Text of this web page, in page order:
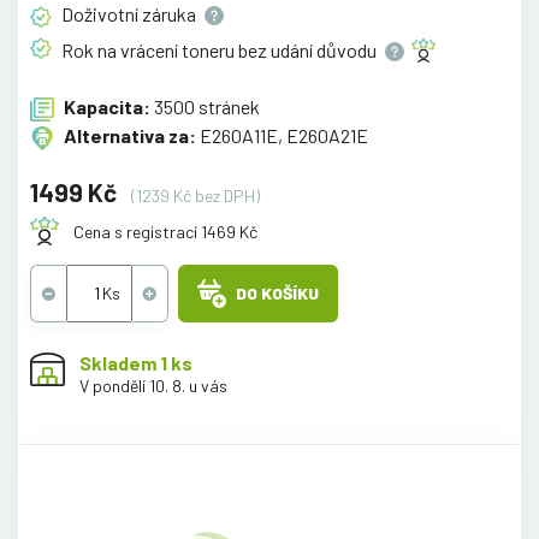
Doživotní záruka
Rok na vrácení toneru bez udánídůvodu
Kapacita: 3500 stránek
Alternativa za: E260A11E, E260A21E
1499 Kč
(1239 Kč bez DPH)
Cena s registrací 1469 Kč
DO KOŠÍKU
Skladem 1 ks
V pondělí 10. 8. u vás